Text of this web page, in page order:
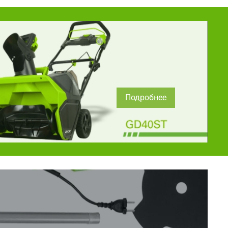
Подробнее